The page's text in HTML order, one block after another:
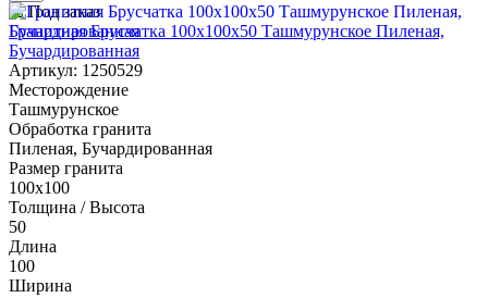
Под заказ
Гранитная Брусчатка 100х100x50 Ташмурунское Пиленая,
Бучардированная
Артикул: 1250529
Месторождение
Ташмурунское
Обработка гранита
Пиленая, Бучардированная
Размер гранита
100х100
Толщина / Высота
50
Длина
100
Ширина